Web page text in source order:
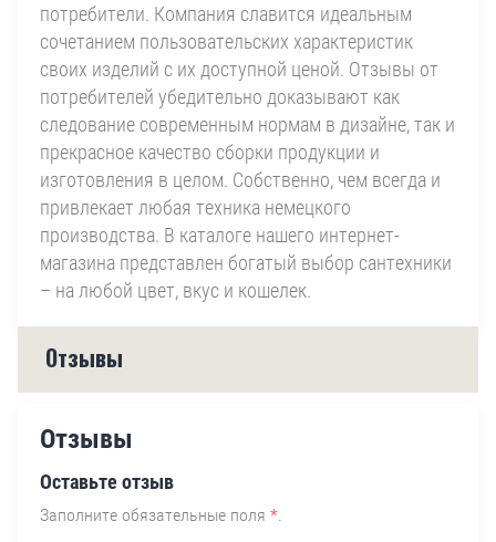
потребители. Компания славится идеальным
сочетанием пользовательских характеристик
своих изделий с их доступной ценой. Отзывы от
потребителей убедительно доказывают как
следование современным нормам в дизайне, так и
прекрасное качество сборки продукции и
изготовления в целом. Собственно, чем всегда и
привлекает любая техника немецкого
производства. В каталоге нашего интернет-
магазина представлен богатый выбор сантехники
– на любой цвет, вкус и кошелек.
Отзывы
Отзывы
Оставьте отзыв
Заполните обязательные поля *.